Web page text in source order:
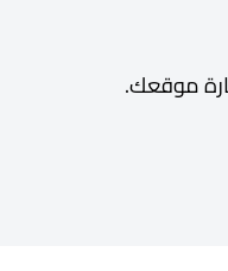
موقعك.